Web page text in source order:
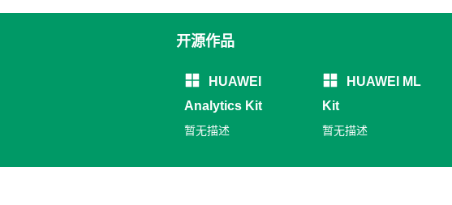
开源作品
HUAWEI
Analytics Kit
暂无描述
HUAWEI ML
Kit
暂无描述